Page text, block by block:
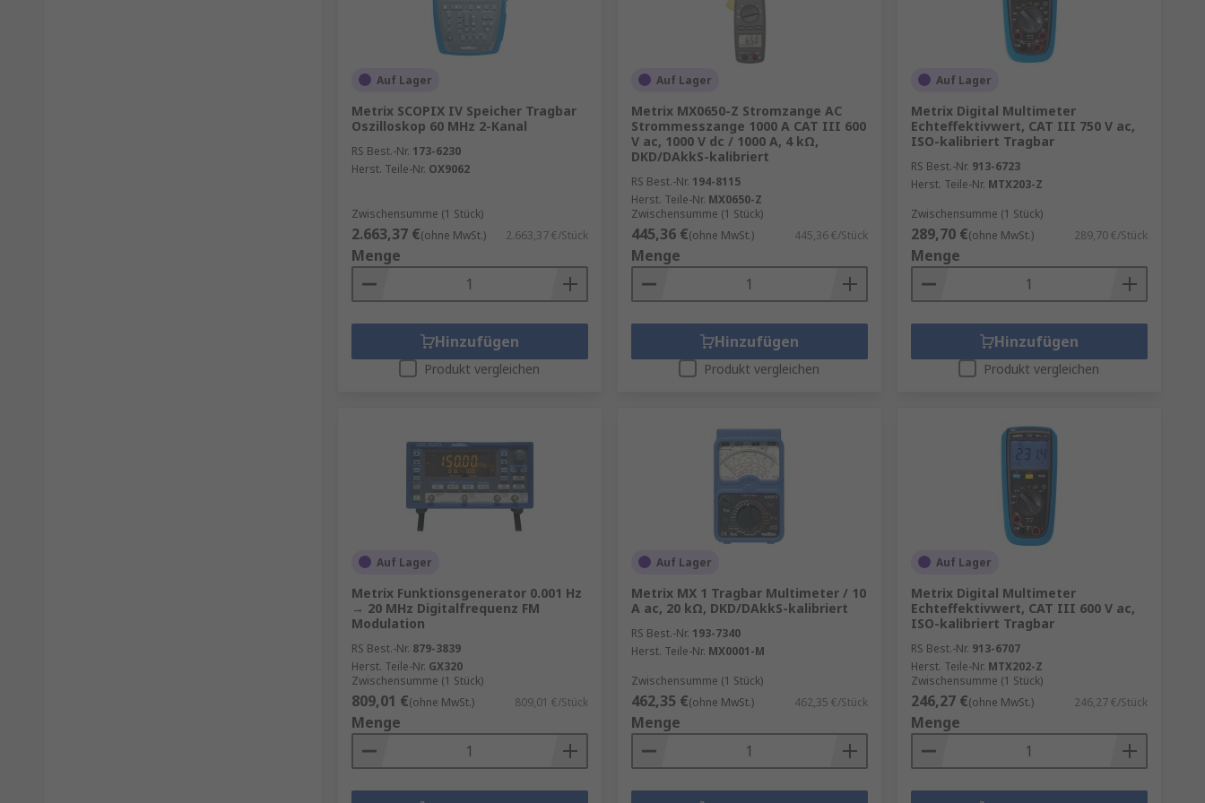
Auf Lager
Metrix SCOPIX IV Speicher Tragbar
Oszilloskop 60 MHz 2-Kanal
RS Best.-Nr. 173-6230
Herst. Teile-Nr. OX9062
Zwischensumme (1 Stück)
2.663,37 €(ohne MwSt.) 2.663,37 €/Stück
Menge
Hinzufügen
Produkt vergleichen
Auf Lager
Metrix MX0650-Z Stromzange AC
Strommesszange 1000 A CAT III 600
V ac, 1000 V dc / 1000 A, 4 kΩ,
DKD/DAkkS-kalibriert
RS Best.-Nr. 194-8115
Herst. Teile-Nr. MX0650-Z
Zwischensumme (1 Stück)
445,36 €(ohne MwSt.) 445,36 €/Stück
Menge
Hinzufügen
Produkt vergleichen
Auf Lager
Metrix Digital Multimeter
Echteffektivwert, CAT III 750 V ac,
ISO-kalibriert Tragbar
RS Best.-Nr. 913-6723
Herst. Teile-Nr. MTX203-Z
Zwischensumme (1 Stück)
289,70 €(ohne MwSt.) 289,70 €/Stück
Menge
Hinzufügen
Produkt vergleichen
Auf Lager
Metrix Funktionsgenerator 0.001 Hz
→ 20 MHz Digitalfrequenz FM
Modulation
RS Best.-Nr. 879-3839
Herst. Teile-Nr. GX320
Zwischensumme (1 Stück)
809,01 €(ohne MwSt.) 809,01 €/Stück
Menge
Auf Lager
Metrix MX 1 Tragbar Multimeter / 10
A ac, 20 kΩ, DKD/DAkkS-kalibriert
RS Best.-Nr. 193-7340
Herst. Teile-Nr. MX0001-M
Zwischensumme (1 Stück)
462,35 €(ohne MwSt.) 462,35 €/Stück
Menge
Auf Lager
Metrix Digital Multimeter
Echteffektivwert, CAT III 600 V ac,
ISO-kalibriert Tragbar
RS Best.-Nr. 913-6707
Herst. Teile-Nr. MTX202-Z
Zwischensumme (1 Stück)
246,27 €(ohne MwSt.) 246,27 €/Stück
Menge